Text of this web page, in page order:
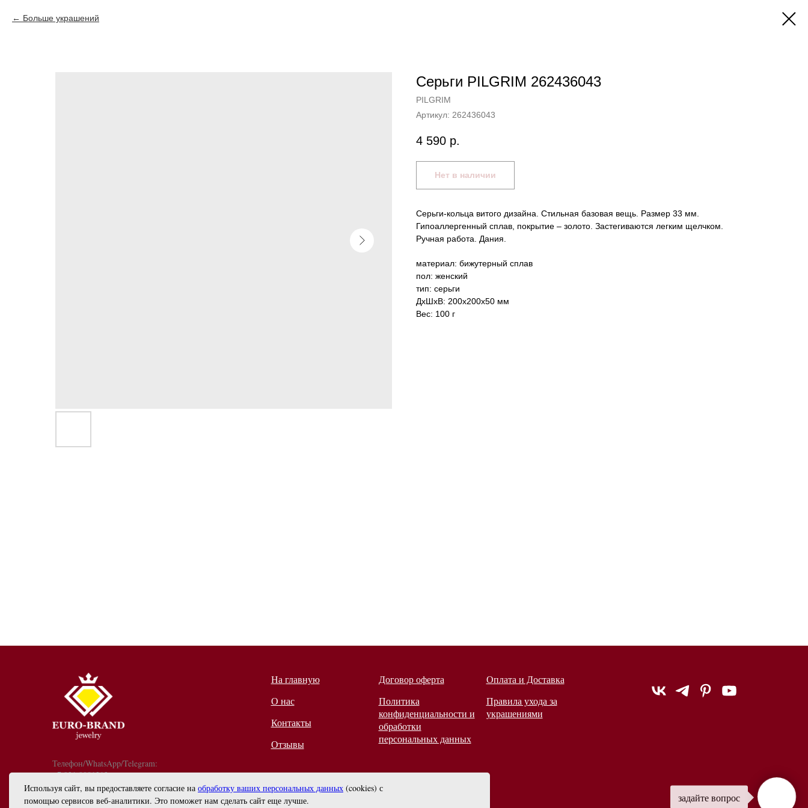
Больше украшений
Серьги PILGRIM 262436043
PILGRIM
Артикул: 262436043
4 590 р.
Нет в наличии
Серьги-кольца витого дизайна. Стильная базовая вещь. Размер 33 мм.
Гипоаллергенный сплав, покрытие – золото. Застегиваются легким щелчком.
Ручная работа. Дания.
материал: бижутерный сплав
пол: женский
тип: серьги
ДxШxВ: 200x200x50 мм
Вес: 100 г
задайте вопрос
Используя сайт, вы предоставляете согласие на обработку ваших персональных данных (cookies) с
помощью сервисов веб-аналитики. Это поможет нам сделать сайт еще лучше.
Телефон/WhatsApp/Telegram:
+7 921 9081213
График работы: с 10:00 до 18:00
info@euro-brand.ru
На главную
О нас
Контакты
Отзывы
Договор оферта
Политика
конфиденциальности и
обработки
персональных данных
Оплата и Доставка
Правила ухода за
украшениями